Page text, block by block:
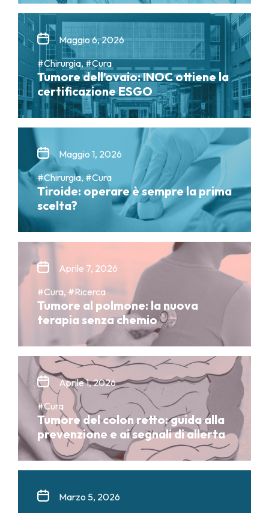
Maggio 6, 2026
#Chirurgia, #Cura
Tumore dell’ovaio: INOC ottiene la
certificazione ESGO
Maggio 1, 2026
#Chirurgia, #Cura
Tiroide: operare è sempre la prima
scelta?
Aprile 7, 2026
#Cura, #Ricerca
Tumore al polmone: la nuova
terapia senza chemio
Aprile 1, 2026
#Cura
Tumore del colon retto: guida alla
prevenzione e ai segnali di allerta
Marzo 5, 2026